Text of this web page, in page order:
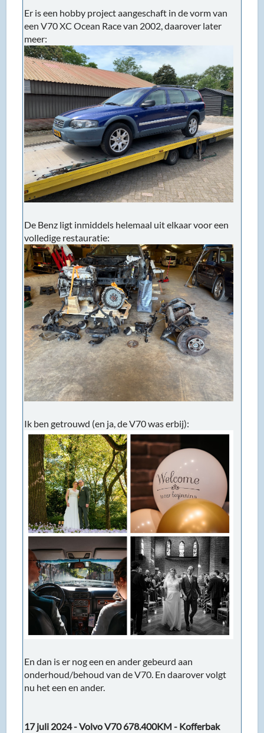
Er is een hobby project aangeschaft in de vorm van
een V70 XC Ocean Race van 2002, daarover later
meer:
De Benz ligt inmiddels helemaal uit elkaar voor een
volledige restauratie:
Ik ben getrouwd (en ja, de V70 was erbij):
En dan is er nog een en ander gebeurd aan
onderhoud/behoud van de V70. En daarover volgt
nu het een en ander.
17 juli 2024 - Volvo V70 678.400KM - Kofferbak